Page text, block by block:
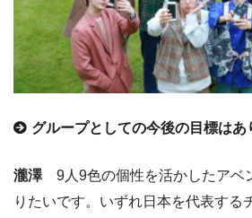
グループとしての今後の目標はあ
瀧澤9人9色の個性を活かしたアベ
りたいです。いずれ日本を代表する